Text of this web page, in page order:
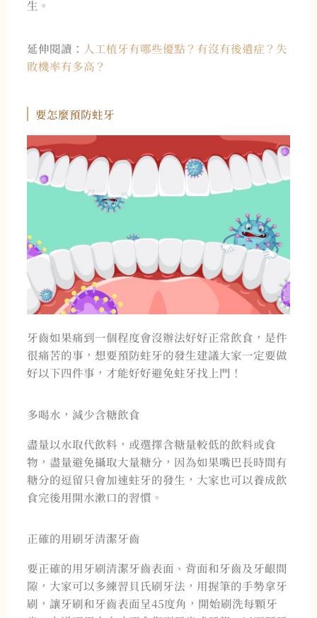
生。
延伸閱讀： 人工植牙有哪些優點？有沒有後遺症？失
敗機率有多高？
要怎麼預防蛀牙
牙齒如果痛到一個程度會沒辦法好好正常飲食，是件
很痛苦的事，想要預防蛀牙的發生建議大家一定要做
好以下四件事，才能好好避免蛀牙找上門！
多喝水，減少含糖飲食
盡量以水取代飲料，或選擇含糖量較低的飲料或食
物，盡量避免攝取大量糖分，因為如果嘴巴長時間有
糖分的逗留只會加速蛀牙的發生，大家也可以養成飲
食完後用開水漱口的習慣。
正確的用刷牙清潔牙齒
要正確的用牙刷清潔牙齒表面、背面和牙齒及牙齦間
隙，大家可以多練習貝氏刷牙法，用握筆的手勢拿牙
刷，讓牙刷和牙齒表面呈45度角，開始刷洗每顆牙